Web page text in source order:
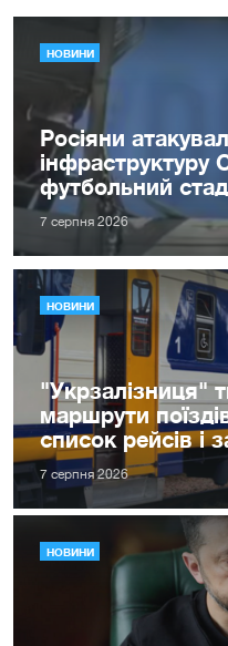
НОВИНИ
Росіяни
футбольний
7 серпня 2026
НОВИНИ
"Укрзалізниця"
маршрути
список рейсів і
7 серпня 2026
НОВИНИ